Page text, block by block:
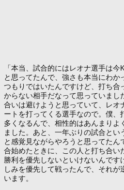
「本当、試合的にはレオナ選手は
と思ってたんで、強さも本当にわか
つもりではいたんですけど、打ち合
からない相手だなって思っていまし
合いは避けようと思っていて、レオ
ートを打ってくる選手なので。僕、
多くなるんで、相性的はあんまりよ
ました。あと、一年ぶりの試合とい
と感覚見ながらやろうと思ってたん
合始めたときに、この人と打ち合い
勝利を優先しないといけないんです
しみを優先して戦ったんで、それが
います。